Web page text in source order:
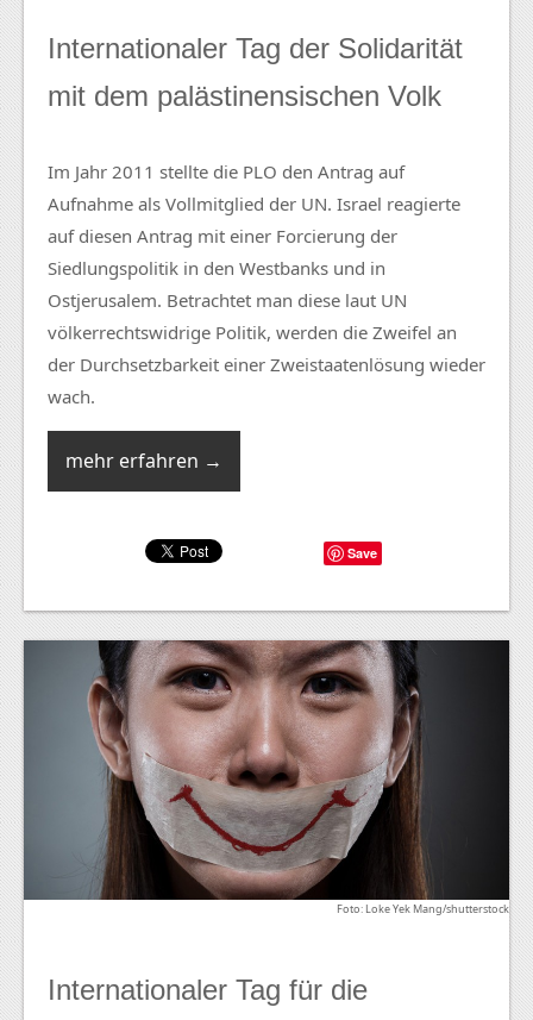
Internationaler Tag der Solidarität
mit dem palästinensischen Volk
Im Jahr 2011 stellte die PLO den Antrag auf
Aufnahme als Vollmitglied der UN. Israel reagierte
auf diesen Antrag mit einer Forcierung der
Siedlungspolitik in den Westbanks und in
Ostjerusalem. Betrachtet man ­diese laut UN
völkerrechtswidrige Politik, werden die Zweifel an
der Durchsetzbarkeit einer Zweistaatenlösung wieder
wach.
mehr erfahren →
Save
Foto: Loke Yek Mang/shutterstock
Internationaler Tag für die